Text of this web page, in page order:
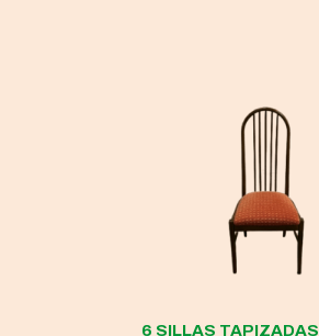
6 SILLAS TAPIZADAS